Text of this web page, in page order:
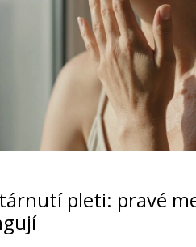
pleti: pravé